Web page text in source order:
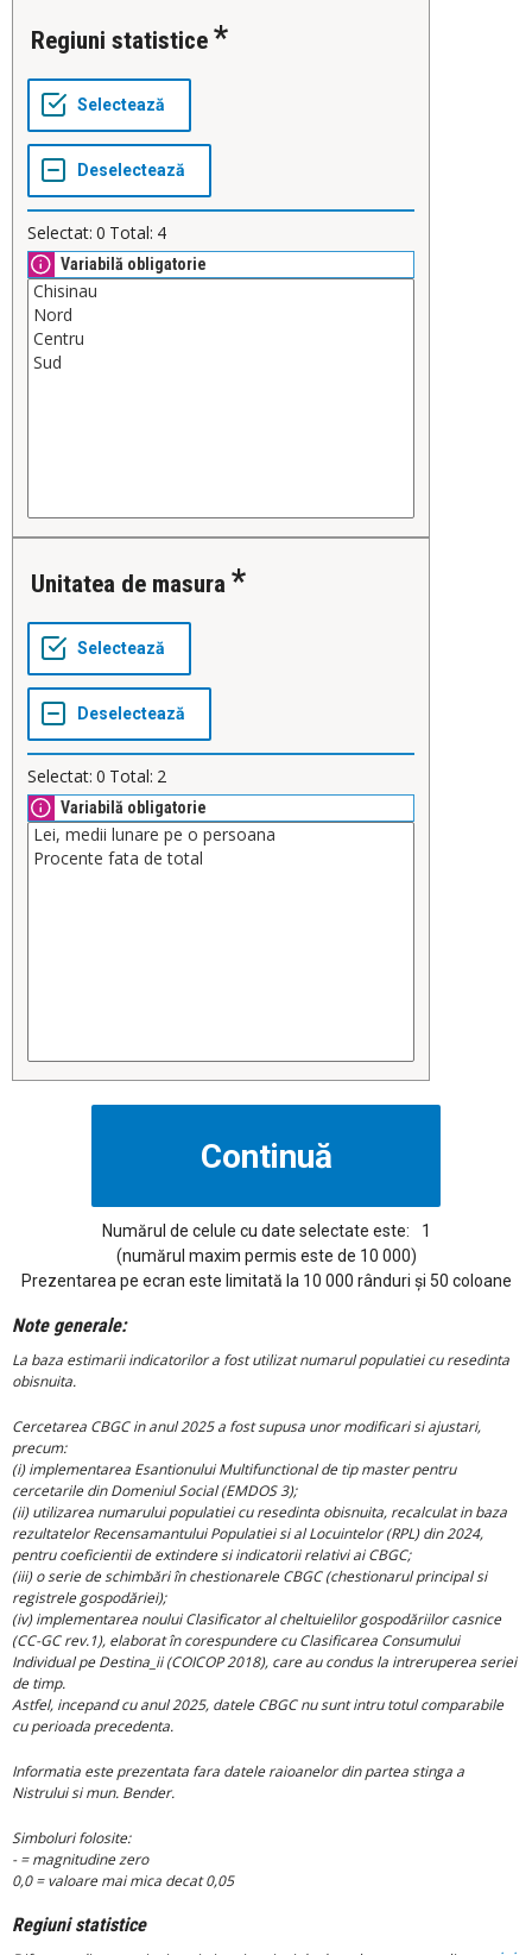
Regiuni statistice
Selectat: 0 Total: 4
Variabilă obligatorie
Unitatea de masura
Selectat: 0 Total: 2
Variabilă obligatorie
Numărul de celule cu date selectate este:
1
(numărul maxim permis este de 10 000)
Prezentarea pe ecran este limitată la 10 000 rânduri și 50 coloane
Note generale:
La baza estimarii indicatorilor a fost utilizat numarul populatiei cu resedinta
obisnuita.
Cercetarea CBGC in anul 2025 a fost supusa unor modificari si ajustari,
precum:
(i) implementarea Esantionului Multifunctional de tip master pentru
cercetarile din Domeniul Social (EMDOS 3);
(ii) utilizarea numarului populatiei cu resedinta obisnuita, recalculat in baza
rezultatelor Recensamantului Populatiei si al Locuintelor (RPL) din 2024,
pentru coeficientii de extindere si indicatorii relativi ai CBGC;
(iii) o serie de schimbări în chestionarele CBGC (chestionarul principal si
registrele gospodăriei);
(iv) implementarea noului Clasificator al cheltuielilor gospodăriilor casnice
(CC-GC rev.1), elaborat în corespundere cu Clasificarea Consumului
Individual pe Destina_ii (COICOP 2018), care au condus la intreruperea seriei
de timp.
Astfel, incepand cu anul 2025, datele CBGC nu sunt intru totul comparabile
cu perioada precedenta.
Informatia este prezentata fara datele raioanelor din partea stinga a
Nistrului si mun. Bender.
Simboluri folosite:
- = magnitudine zero
0,0 = valoare mai mica decat 0,05
Regiuni statistice